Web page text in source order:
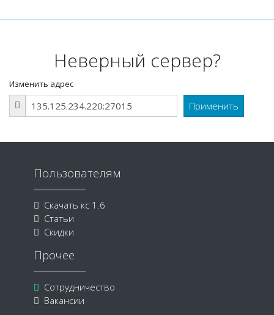
Неверный сервер?
Изменить адрес
Пользователям
Скачать кс 1.6
Статьи
Скидки
Прочее
Сотрудничество
Вакансии